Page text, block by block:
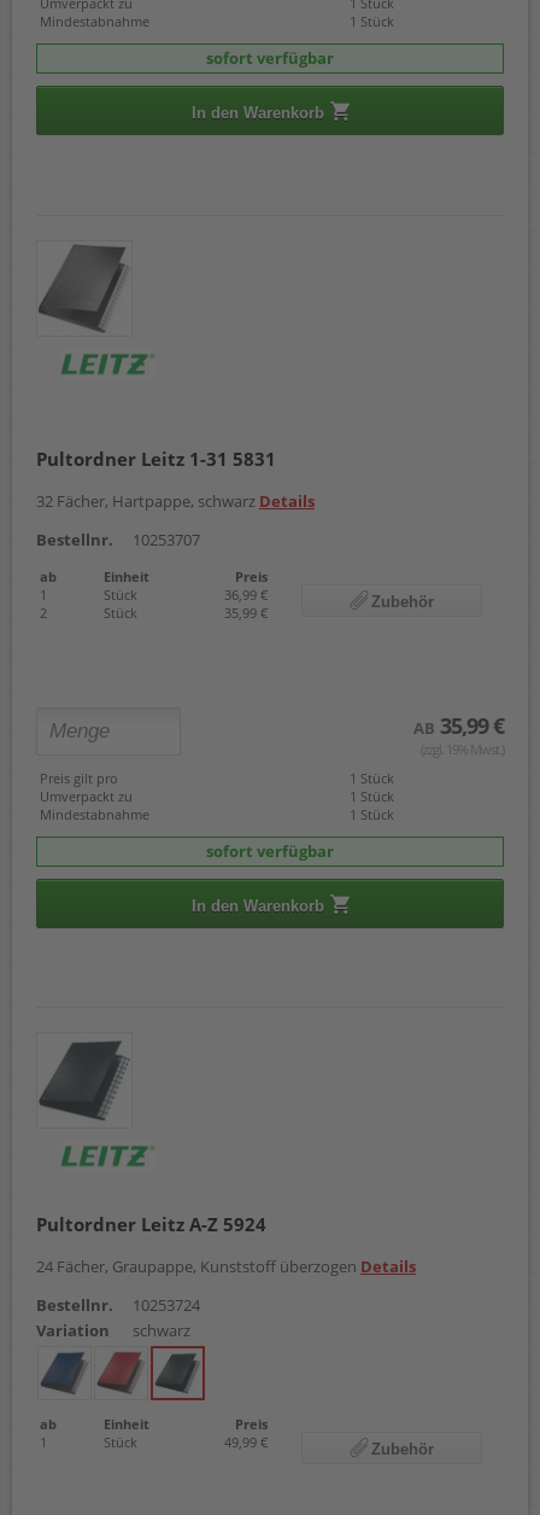
Mindestabnahme
1 Stück
sofort verfügbar
In den Warenkorb
Pultordner Leitz 1-31 5831
32 Fächer, Hartpappe, schwarz Details
Bestellnr.
10253707
ab Einheit
Preis
1
Stück
36,99 €
2
Stück 35,99 €
Zubehör
AB 35,99 €
(zzgl. 19% Mwst.)
Preis gilt pro
1 Stück
Umverpackt zu
1 Stück
Mindestabnahme
1 Stück
sofort verfügbar
In den Warenkorb
Pultordner Leitz A-Z 5924
24 Fächer, Graupappe, Kunststoff überzogen Details
Bestellnr.
10253724
Variation
schwarz
ab Einheit
Preis
1
Stück 49,99 € Zubehör